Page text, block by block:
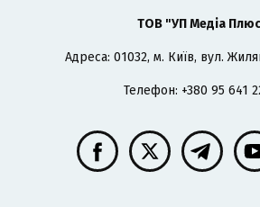
ТОВ "УП Медіа
Адреса: 01032, м. Київ, вул.
Телефон: +380 95 641